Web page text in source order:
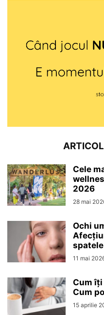
Cele
2026
28 mai
Ochi
11 mai
Cum
Cum
15 aprilie